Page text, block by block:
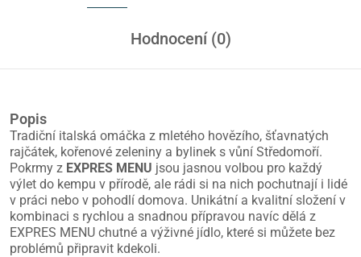
Hodnocení (0)
Popis
Tradiční italská omáčka z mletého hovězího, šťavnatých
rajčátek, kořenové zeleniny a bylinek s vůní Středomoří.
Pokrmy z EXPRES MENU jsou jasnou volbou pro každý
výlet do kempu v přírodě, ale rádi si na nich pochutnají i lidé
v práci nebo v pohodlí domova. Unikátní a kvalitní složení v
kombinaci s rychlou a snadnou přípravou navíc dělá z
EXPRES MENU chutné a výživné jídlo, které si můžete bez
problémů připravit kdekoli.